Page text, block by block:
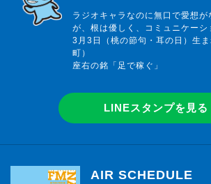
ラジオキャラなのに無口で愛想
が、根は優しく、コミュニケーシ
3月3日（桃の節句・耳の日）生
町）
座右の銘「足で稼ぐ」
LINEスタンプを見る
AIR SCHEDULE